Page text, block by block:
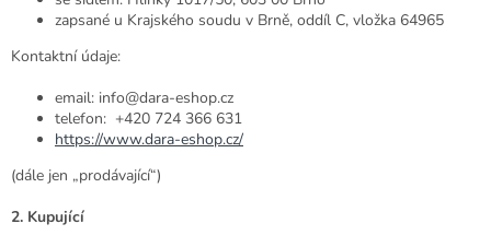
zapsané u Krajského soudu v Brně, oddíl C, vložka 64965
Kontaktní údaje:
email: info@dara-eshop.cz
telefon: +420 724 366 631
https://www.dara-eshop.cz/
(dále jen „prodávající“)
2. Kupující